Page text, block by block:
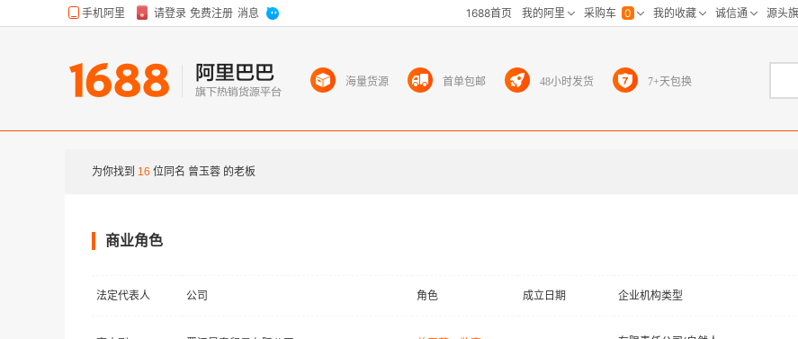
海量货源 首单包邮 48小时发货 7+天包换
为你找到 16 位同名 曾玉蓉 的老板
商业角色
法定代表人 公司 角色 成立日期 企业机构类型